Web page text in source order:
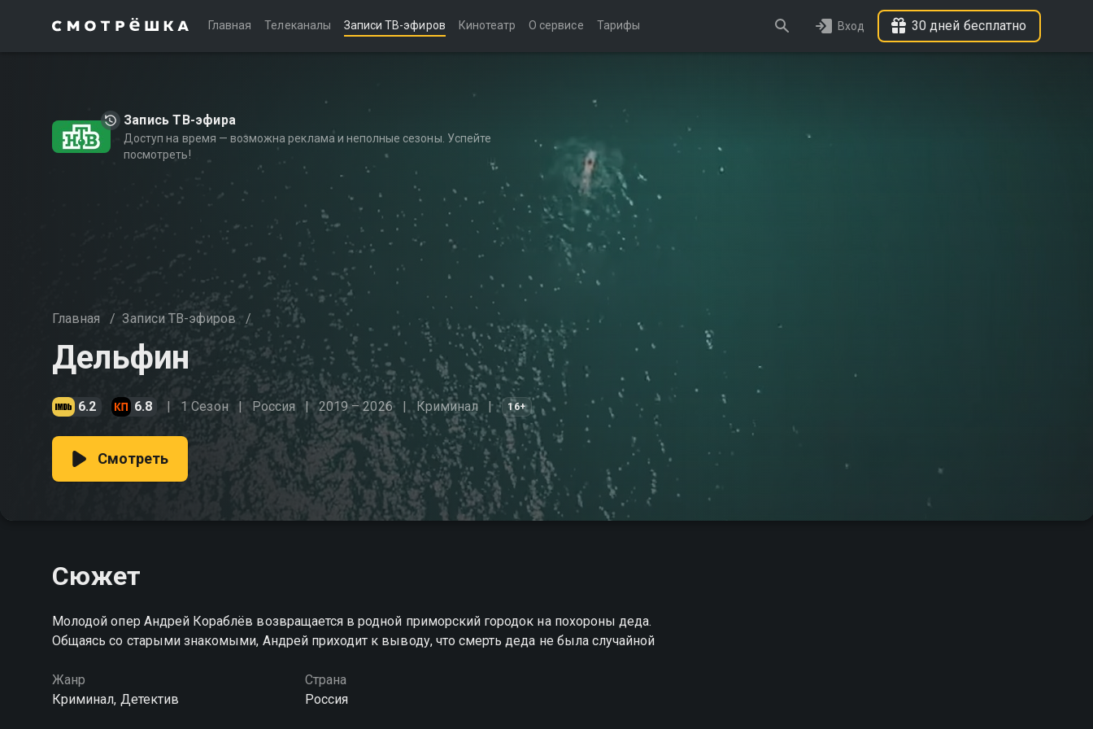
Главная Телеканалы Записи ТВ-эфиров Кинотеатр О сервисе Тарифы Вход 30 дней бесплатно
Запись ТВ-эфира
Доступ на время — возможна реклама и неполные сезоны. Успейте
посмотреть!
Главная / Записи ТВ-эфиров /
Дельфин
6.2 6.8 1 Сезон Россия 2019 – 2026 Криминал 16+
Смотреть
Сюжет
Молодой опер Андрей Кораблёв возвращается в родной приморский городок на похороны деда.
Общаясь со старыми знакомыми, Андрей приходит к выводу, что смерть деда не была случайной
Жанр
Криминал, Детектив
Страна
Россия